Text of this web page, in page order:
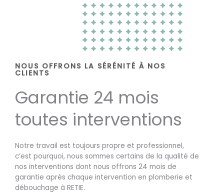
NOUS OFFRONS LA SÉRÉNITÉ À NOS
CLIENTS
Garantie 24 mois
toutes interventions
Notre travail est toujours propre et professionnel,
c’est pourquoi, nous sommes certains de la qualité de
nos interventions dont nous offrons 24 mois de
garantie après chaque intervention en plomberie et
débouchage à RETIE.